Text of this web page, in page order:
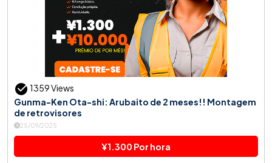
1359 Views
Gunma-Ken Ota-shi: Arubaito de 2 meses!! Montagem
de retrovisores
25/09/2025
¥1.300 Por hora